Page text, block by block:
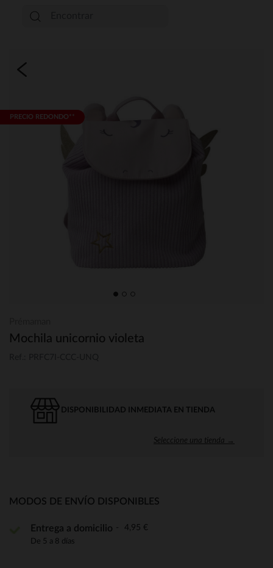
PRECIO REDONDO**
Mochila unicornio violeta
DISPONIBILIDAD INMEDIATA EN TIENDA
Seleccione una tienda →
MODOS DE ENVÍO DISPONIBLES
Entrega a domicilio 4,95 €
De 5 a 8 días